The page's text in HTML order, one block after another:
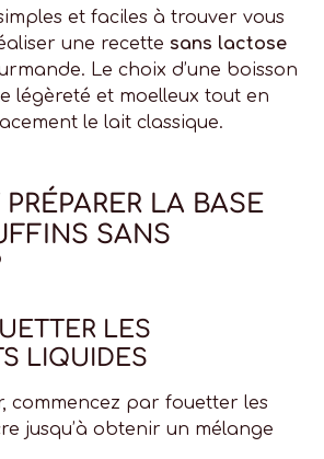
et faciles à trouver vous
une recette sans lactose
Le choix d’une boisson
légèreté et moelleux tout en
le lait classique.
LA BASE
SANS
LES
LIQUIDES
commencez par fouetter les
jusqu’à obtenir un mélange